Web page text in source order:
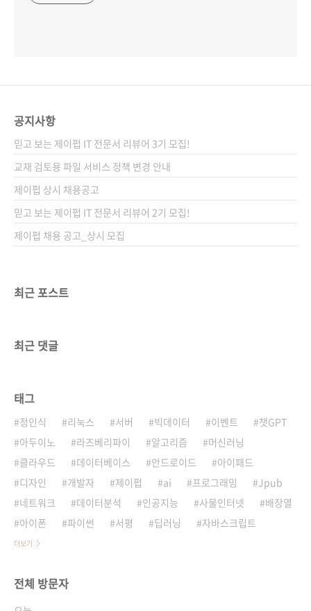
공지사항
믿고 보는 제이펍 IT 전문서 리뷰어 3기 모집!
교재 검토용 파일 서비스 정책 변경 안내
제이펍 상시 채용공고
믿고 보는 제이펍 IT 전문서 리뷰어 2기 모집!
제이펍 채용 공고_상시 모집
최근 포스트
최근 댓글
태그
정인식 리눅스 서버 빅데이터 이벤트
챗GPT
아두이노
라즈베리파이 알고리즘
머신러닝
클라우드
데이터베이스 안드로이드
아이패드
디자인
개발자 제이펍 ai 프로그래밍
Jpub
네트워크
데이터분석 인공지능 사물인터넷
배장열
아이폰
파이썬 서평 딥러닝 자바스크립트
더보기
전체 방문자